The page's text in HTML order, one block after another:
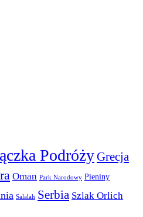
PodróżyGrecja
Oman Park Narodowy Pieniny
Salalah Serbia Szlak Orlich